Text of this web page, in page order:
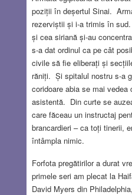
poziții în deșertul Sinai.
rezerviștii și i-a trimis în
și cea siriană și-au
s-a dat ordinul ca pe cât
civile să fie eliberați și
răniți. Și spitalul nostru s-a
coridoare abia se mai vedea
asistentă. Din curte se
care făceau un instructaj
brancardieri – ca toți tinerii,
întâmpla nimic.
Forfota pregătirilor a durat
primele seri am plecat la
David Myers din